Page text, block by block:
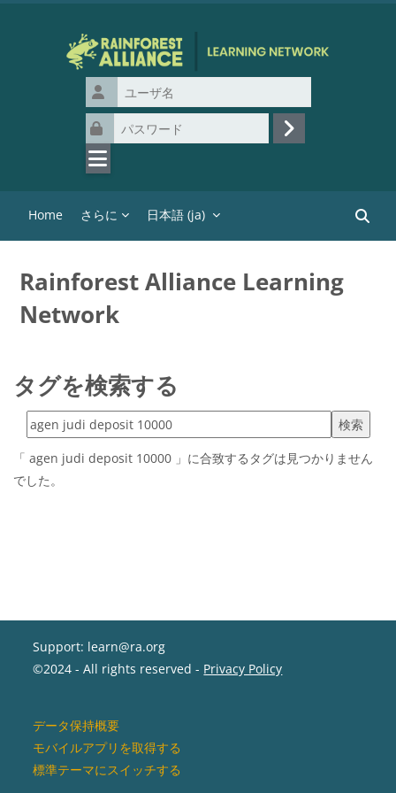
ユーザ名
パスワード
ログイン
Home さらに 日本語 ‎(ja)‎
コー
Rainforest Alliance Learning
Network
タグを検索する
タグを検索する
「 agen judi deposit 10000 」に合致するタグは見つかりません
でした。
Support: learn@ra.org
©2024 - All rights reserved - Privacy Policy
データ保持概要
モバイルアプリを取得する
標準テーマにスイッチする